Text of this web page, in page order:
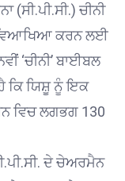
ਚੀਨੀ
ਵਿਆਖਿਆ ਕਰਨ ਲਈ
‘ਚੀਨੀ’ ਬਾਈਬਲ
ਕਿ ਯਿਸ਼ੂ ਨੂੰ ਇਕ
ਵਿਚ ਲਗਭਗ 130
ਦੇ ਚੇਅਰਮੈਨ